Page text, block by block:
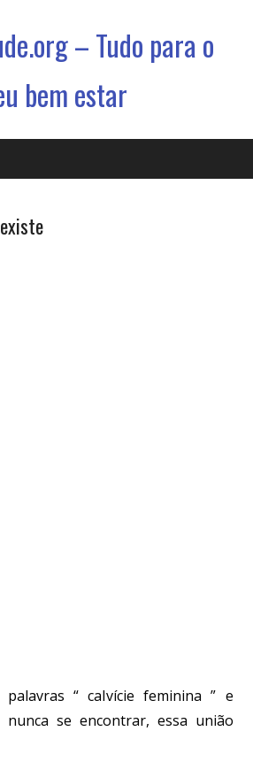
– Tudo para o
bem estar
“ calvície feminina ” e
nunca se encontrar, essa união